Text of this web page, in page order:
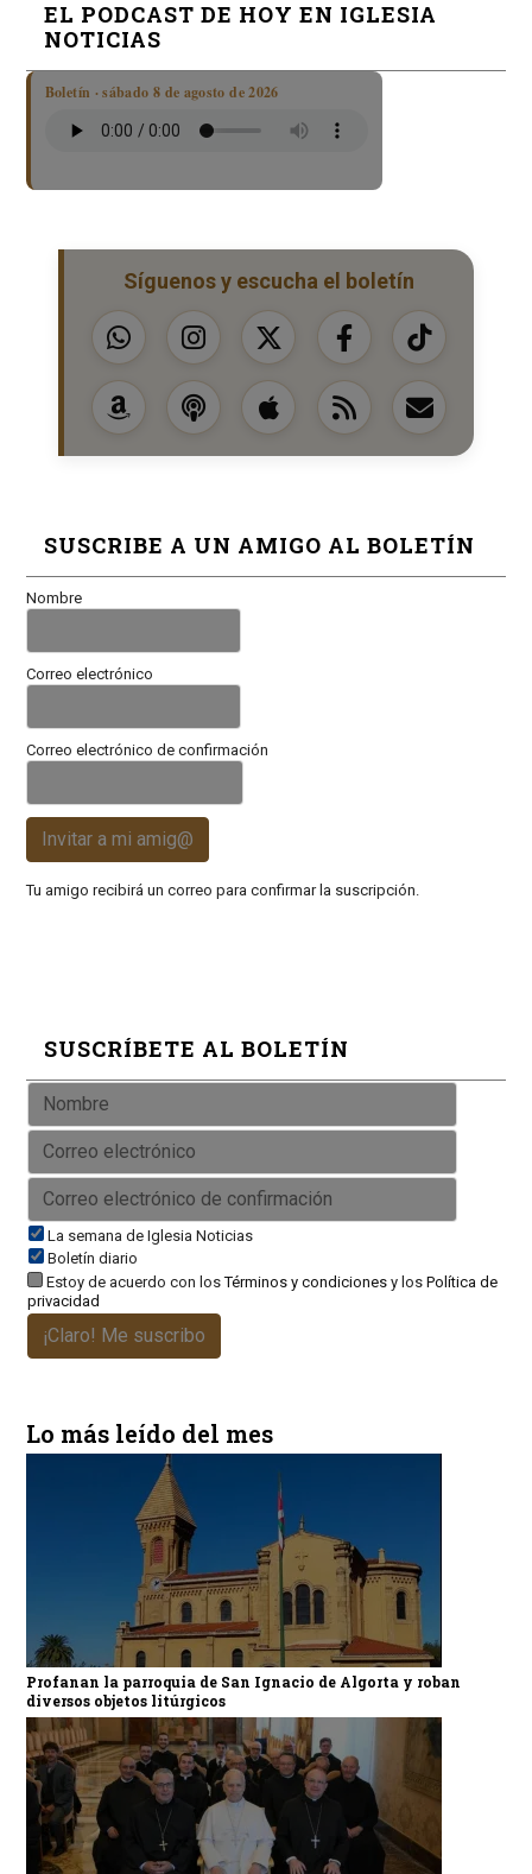
EL PODCAST DE HOY EN IGLESIA
NOTICIAS
Boletín · sábado 8 de agosto de 2026
Síguenos y escucha el boletín
SUSCRIBE A UN AMIGO AL BOLETÍN
Nombre
Correo electrónico
Correo electrónico de confirmación
Invitar a mi amig@
Tu amigo recibirá un correo para confirmar la suscripción.
SUSCRÍBETE AL BOLETÍN
La semana de Iglesia Noticias
Boletín diario
Estoy de acuerdo con losTérminos y condicionesy los Política de
privacidad
¡Claro! Me suscribo
Lo más leído del mes
Profanan la parroquia de San Ignacio de Algorta y roban
diversos objetos litúrgicos